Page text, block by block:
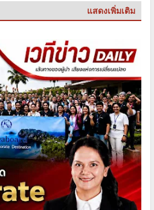
แสดงเพิ่มเติม